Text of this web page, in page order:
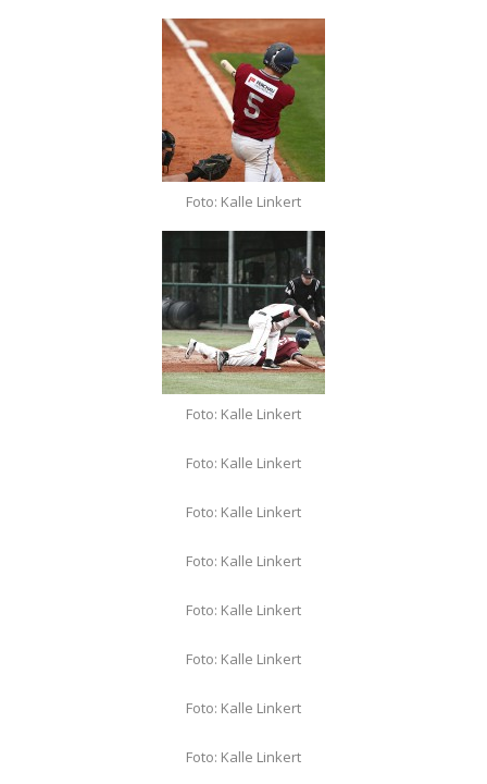
Foto: Kalle Linkert
Foto: Kalle Linkert
Foto: Kalle Linkert
Foto: Kalle Linkert
Foto: Kalle Linkert
Foto: Kalle Linkert
Foto: Kalle Linkert
Foto: Kalle Linkert
Foto: Kalle Linkert